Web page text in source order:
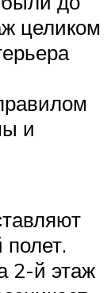
целиком
и
2-й этаж